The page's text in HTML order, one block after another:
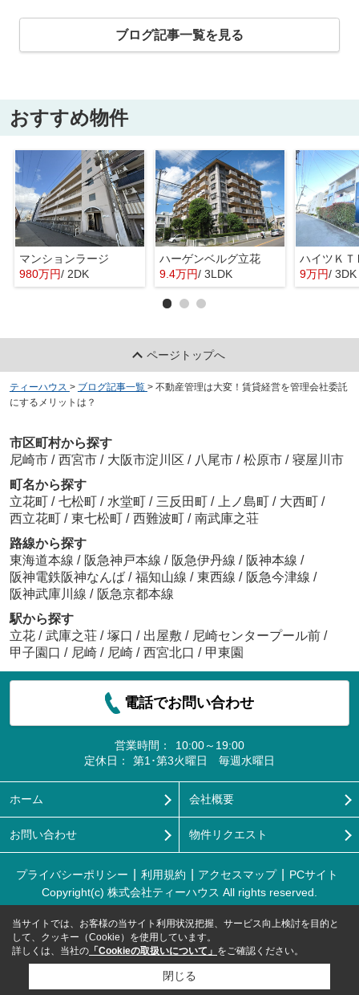
ブログ記事一覧を見る
おすすめ物件
マンションラージ
980万円/ 2DK
ハーゲンベルグ立花
9.4万円/ 3LDK
ハイツＫ
9万円/ 3DK
ページトップへ
ティーハウス > ブログ記事一覧 > 不動産管理は大変！賃貸経営を管理会社委託
にするメリットは？
市区町村から探す
尼崎市 / 西宮市 / 大阪市淀川区 / 八尾市 / 松原市 / 寝屋川市
町名から探す
立花町 / 七松町 / 水堂町 / 三反田町 / 上ノ島町 / 大西町 /
西立花町 / 東七松町 / 西難波町 / 南武庫之荘
路線から探す
東海道本線 / 阪急神戸本線 / 阪急伊丹線 / 阪神本線 /
阪神電鉄阪神なんば / 福知山線 / 東西線 / 阪急今津線 /
阪神武庫川線 / 阪急京都本線
駅から探す
立花 / 武庫之荘 / 塚口 / 出屋敷 / 尼崎センタープール前 /
甲子園口 / 尼崎 / 尼崎 / 西宮北口 / 甲東園
電話でお問い合わせ
営業時間：
10:00～19:00
定休日：
第1･第3火曜日 毎週水曜日
ホーム 会社概要
お問い合わせ 物件リクエスト
プライバシーポリシー 利用規約 アクセスマップ
PCサイト
Copyright(c) 株式会社ティーハウス All rights reserved.
当サイトでは、お客様の当サイト利用状況把握、サービス向上検討を目的と
して、クッキー（Cookie）を使用しています。
詳しくは、当社の 「Cookieの取扱いについて」 をご確認ください。
閉じる